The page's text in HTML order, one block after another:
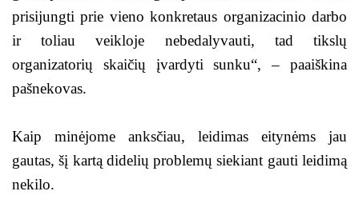
prisijungti prie vieno konkretaus organizacinio darbo
ir toliau veikloje nebedalyvauti, tad tikslų
organizatorių skaičių įvardyti sunku“, – paaiškina
pašnekovas.
Kaip minėjome anksčiau, leidimas eitynėms jau
gautas, šį kartą didelių problemų siekiant gauti leidimą
nekilo.